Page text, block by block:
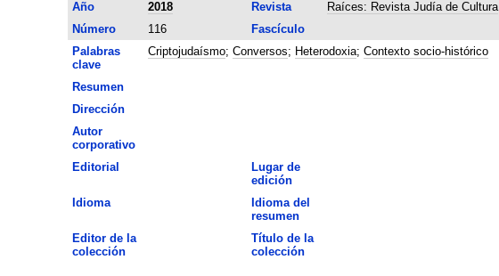
Año
2018 Revista Raíces: Revista Judía de Cultura
Número
116 Fascículo
Palabras
clave
Criptojudaísmo; Conversos; Heterodoxia; Contexto socio-histórico
Resumen
Dirección
Autor
corporativo
Editorial
Lugar de
edición
Idioma
Idioma del
resumen
Editor de la
colección
Título de la
colección